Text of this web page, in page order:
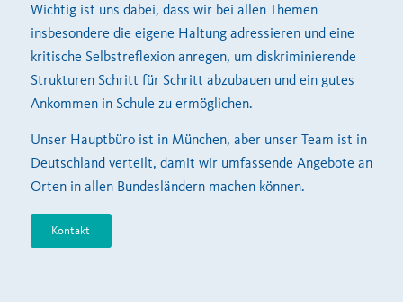
Wichtig ist uns dabei, dass wir bei allen Themen
insbesondere die eigene Haltung adressieren und eine
kritische Selbstreflexion anregen, um diskriminierende
Strukturen Schritt für Schritt abzubauen und ein gutes
Ankommen in Schule zu ermöglichen.
Unser Hauptbüro ist in München, aber unser Team ist in
Deutschland verteilt, damit wir umfassende Angebote an
Orten in allen Bundesländern machen können.
Kontakt